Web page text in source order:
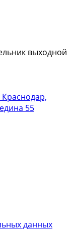
выходной
Краснодар,
55
данных